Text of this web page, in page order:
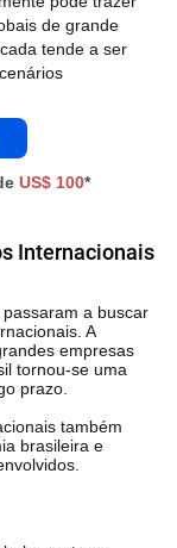
de grande
tende a ser
US$ 100*
Internacionais
a buscar
A
empresas
tornou-se uma
prazo.
também
brasileira e